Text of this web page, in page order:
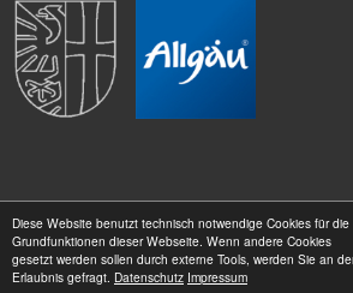
Diese Website benutzt technisch notwendige Cookies für die
Grundfunktionen dieser Webseite. Wenn andere Cookies
gesetzt werden sollen durch externe Tools, werden Sie an
Erlaubnis gefragt. Datenschutz Impressum